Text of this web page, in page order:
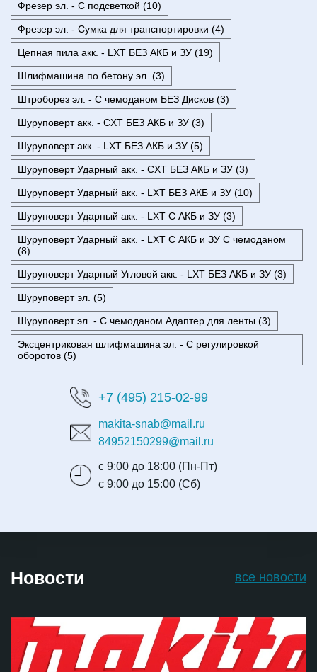
Фрезер эл. - С подсветкой (10)
Фрезер эл. - Сумка для транспортировки (4)
Цепная пила акк. - LXT БЕЗ АКБ и ЗУ (19)
Шлифмашина по бетону эл. (3)
Штроборез эл. - С чемоданом БЕЗ Дисков (3)
Шуруповерт акк. - CXT БЕЗ АКБ и ЗУ (3)
Шуруповерт акк. - LXT БЕЗ АКБ и ЗУ (5)
Шуруповерт Ударный акк. - CXT БЕЗ АКБ и ЗУ (3)
Шуруповерт Ударный акк. - LXT БЕЗ АКБ и ЗУ (10)
Шуруповерт Ударный акк. - LXT С АКБ и ЗУ (3)
Шуруповерт Ударный акк. - LXT С АКБ и ЗУ С чемоданом
(8)
Шуруповерт Ударный Угловой акк. - LXT БЕЗ АКБ и ЗУ (3)
Шуруповерт эл. (5)
Шуруповерт эл. - С чемоданом Адаптер для ленты (3)
Эксцентриковая шлифмашина эл. - С регулировкой
оборотов (5)
+7 (495) 215-02-99
makita-snab@mail.ru
84952150299@mail.ru
с 9:00 до 18:00 (Пн-Пт)
с 9:00 до 15:00 (Сб)
Новости все новости